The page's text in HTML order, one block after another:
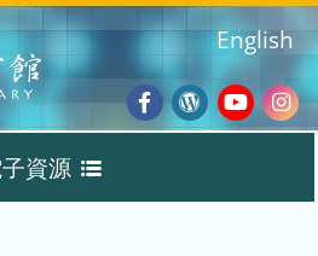
Facebook
Wordpress
English
資源